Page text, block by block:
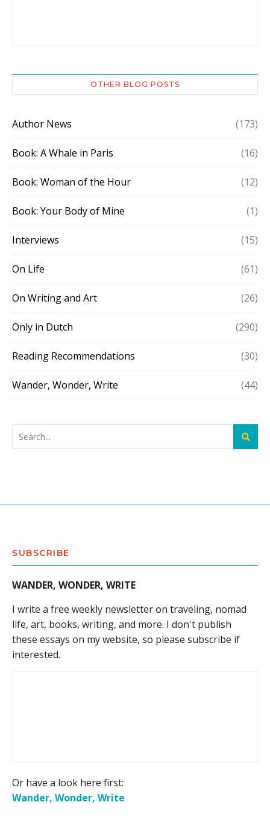
OTHER BLOG POSTS
Author News (173)
Book: A Whale in Paris (16)
Book: Woman of the Hour (12)
Book: Your Body of Mine (1)
Interviews (15)
On Life (61)
On Writing and Art (26)
Only in Dutch (290)
Reading Recommendations (30)
Wander, Wonder, Write (44)
SUBSCRIBE
WANDER, WONDER, WRITE
I write a free weekly newsletter on traveling, nomad
life, art, books, writing, and more. I don't publish
these essays on my website, so please subscribe if
interested.
Or have a look here first:
Wander, Wonder, Write